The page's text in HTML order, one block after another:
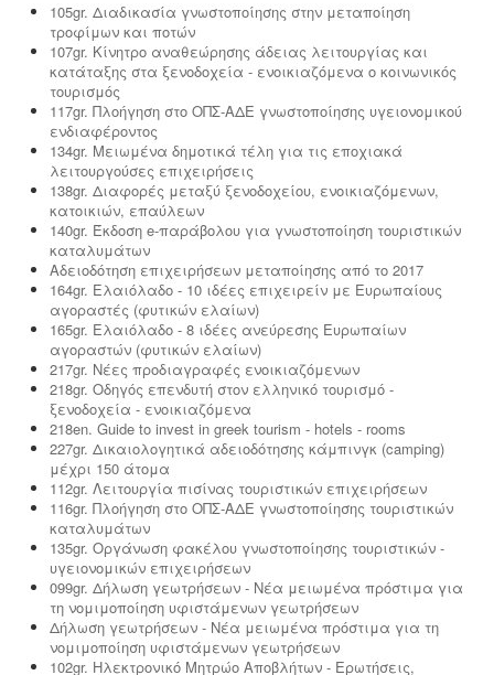
105gr. Διαδικασία γνωστοποίησης στην μεταποίηση
τροφίμων και ποτών
107gr. Κίνητρο αναθεώρησης άδειας λειτουργίας και
κατάταξης στα ξενοδοχεία - ενοικιαζόμενα ο κοινωνικός
τουρισμός
117gr. Πλοήγηση στο ΟΠΣ-ΑΔΕ γνωστοποίησης υγειονομικού
ενδιαφέροντος
134gr. Μειωμένα δημοτικά τέλη για τις εποχιακά
λειτουργούσες επιχειρήσεις
138gr. Διαφορές μεταξύ ξενοδοχείου, ενοικιαζόμενων,
κατοικιών, επαύλεων
140gr. Έκδοση e-παράβολου για γνωστοποίηση τουριστικών
καταλυμάτων
Αδειοδότηση επιχειρήσεων μεταποίησης από το 2017
164gr. Ελαιόλαδο - 10 ιδέες επιχειρείν με Ευρωπαίους
αγοραστές (φυτικών ελαίων)
165gr. Ελαιόλαδο - 8 ιδέες ανεύρεσης Ευρωπαίων
αγοραστών (φυτικών ελαίων)
217gr. Νέες προδιαγραφές ενοικιαζόμενων
218gr. Οδηγός επενδυτή στον ελληνικό τουρισμό -
ξενοδοχεία - ενοικιαζόμενα
218en. Guide to invest in greek tourism - hotels - rooms
227gr. Δικαιολογητικά αδειοδότησης κάμπινγκ (camping)
μέχρι 150 άτομα
112gr. Λειτουργία πισίνας τουριστικών επιχειρήσεων
116gr. Πλοήγηση στο ΟΠΣ-ΑΔΕ γνωστοποίησης τουριστικών
καταλυμάτων
135gr. Οργάνωση φακέλου γνωστοποίησης τουριστικών -
υγειονομικών επιχειρήσεων
099gr. Δήλωση γεωτρήσεων - Νέα μειωμένα πρόστιμα για
τη νομιμοποίηση υφιστάμενων γεωτρήσεων
Δήλωση γεωτρήσεων - Νέα μειωμένα πρόστιμα για τη
νομιμοποίηση υφιστάμενων γεωτρήσεων
102gr. Ηλεκτρονικό Μητρώο Αποβλήτων - Ερωτήσεις,